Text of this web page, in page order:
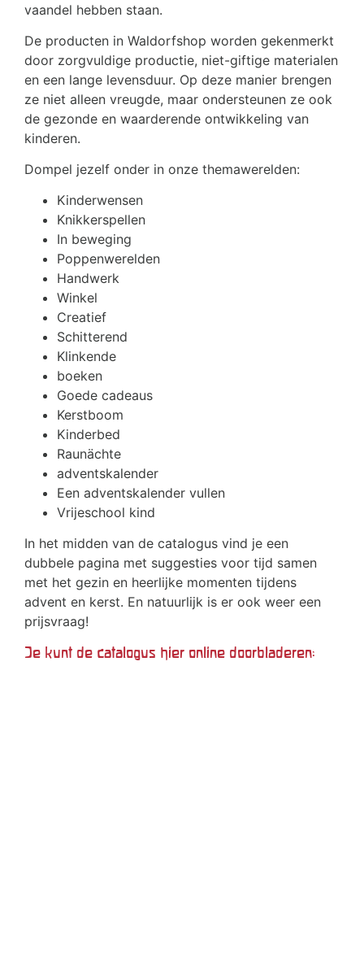
vaandel hebben staan.
De producten in Waldorfshop worden gekenmerkt
door zorgvuldige productie, niet-giftige materialen
en een lange levensduur. Op deze manier brengen
ze niet alleen vreugde, maar ondersteunen ze ook
de gezonde en waarderende ontwikkeling van
kinderen.
Dompel jezelf onder in onze themawerelden:
Kinderwensen
Knikkerspellen
In beweging
Poppenwerelden
Handwerk
Winkel
Creatief
Schitterend
Klinkende
boeken
Goede cadeaus
Kerstboom
Kinderbed
Raunächte
adventskalender
Een adventskalender vullen
Vrijeschool kind
In het midden van de catalogus vind je een
dubbele pagina met suggesties voor tijd samen
met het gezin en heerlijke momenten tijdens
advent en kerst. En natuurlijk is er ook weer een
prijsvraag!
Je kunt de catalogus hier online doorbladeren: